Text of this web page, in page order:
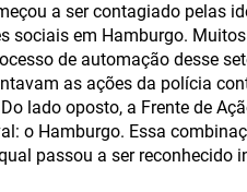
a ser contagiado pelas
sociais em Hamburgo.
de automação desse
as ações da polícia
lado oposto, a Frente de
o Hamburgo. Essa
passou a ser reconhecido